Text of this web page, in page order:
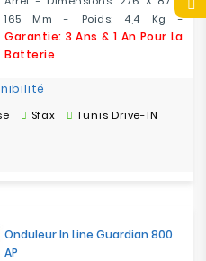
165 Mm - Poids: 4,4 Kg -
Garantie: 3 Ans & 1 An Pour La
Batterie
Sfax Tunis Drive-IN
Onduleur In Line Guardian 800
AP